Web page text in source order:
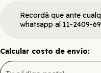
Recordá que ante
whatsapp al 11-2409-
Calcular costo de envío: